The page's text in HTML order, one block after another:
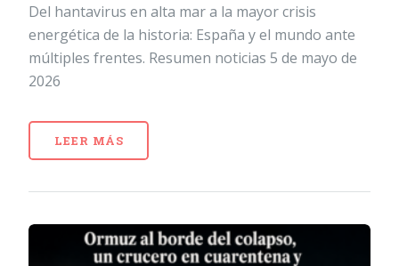
Del hantavirus en alta mar a la mayor crisis
energética de la historia: España y el mundo ante
múltiples frentes. Resumen noticias 5 de mayo de
2026
LEER MÁS